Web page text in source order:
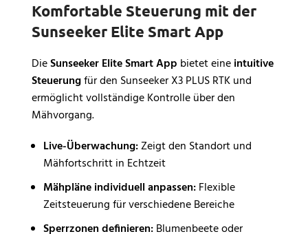
Komfortable Steuerung mit der
Sunseeker Elite Smart App
DieSunseeker Elite Smart App bietet eineintuitive
Steuerungfür den Sunseeker X3 PLUS RTK und
ermöglicht vollständige Kontrolle über den
Mähvorgang.
Live-Überwachung:Zeigt den Standort und
Mähfortschritt in Echtzeit
Mähpläne individuell anpassen:Flexible
Zeitsteuerung für verschiedene Bereiche
Sperrzonen definieren:Blumenbeete oder